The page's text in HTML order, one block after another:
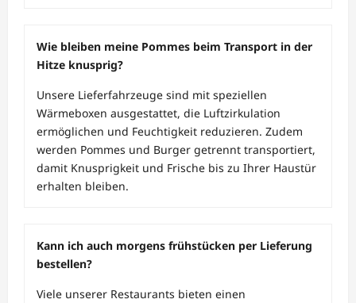
Wie bleiben meine Pommes beim Transport in der
Hitze knusprig?
Unsere Lieferfahrzeuge sind mit speziellen
Wärmeboxen ausgestattet, die Luftzirkulation
ermöglichen und Feuchtigkeit reduzieren. Zudem
werden Pommes und Burger getrennt transportiert,
damit Knusprigkeit und Frische bis zu Ihrer Haustür
erhalten bleiben.
Kann ich auch morgens frühstücken per Lieferung
bestellen?
Viele unserer Restaurants bieten einen